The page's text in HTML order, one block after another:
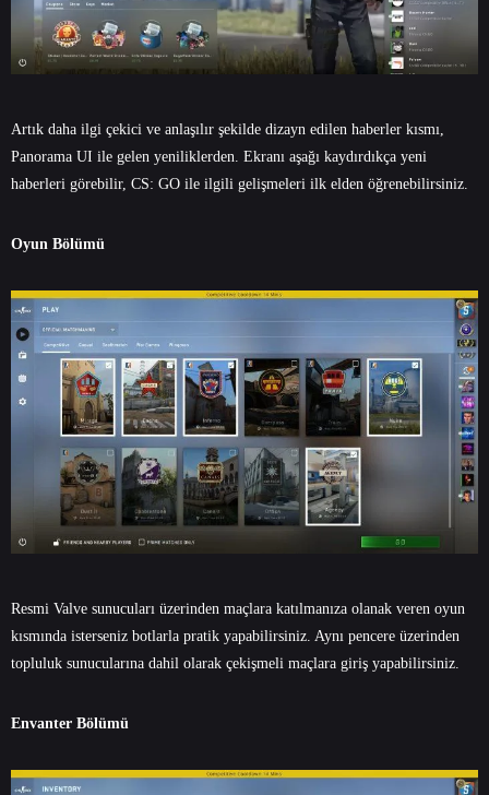
Artık daha ilgi çekici ve anlaşılır şekilde dizayn edilen haberler kısmı,
Panorama UI ile gelen yeniliklerden. Ekranı aşağı kaydırdıkça yeni
haberleri görebilir, CS: GO ile ilgili gelişmeleri ilk elden öğrenebilirsiniz.
Oyun Bölümü
Resmi Valve sunucuları üzerinden maçlara katılmanıza olanak veren oyun
kısmında isterseniz botlarla pratik yapabilirsiniz. Aynı pencere üzerinden
topluluk sunucularına dahil olarak çekişmeli maçlara giriş yapabilirsiniz.
Envanter Bölümü